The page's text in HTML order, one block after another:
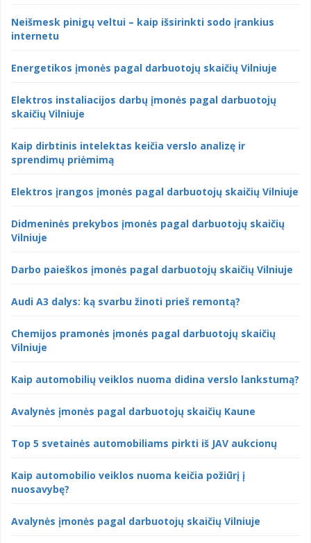
Neišmesk pinigų veltui – kaip išsirinkti sodo įrankius
internetu
Energetikos įmonės pagal darbuotojų skaičių Vilniuje
Elektros instaliacijos darbų įmonės pagal darbuotojų
skaičių Vilniuje
Kaip dirbtinis intelektas keičia verslo analizę ir
sprendimų priėmimą
Elektros įrangos įmonės pagal darbuotojų skaičių Vilniuje
Didmeninės prekybos įmonės pagal darbuotojų skaičių
Vilniuje
Darbo paieškos įmonės pagal darbuotojų skaičių Vilniuje
Audi A3 dalys: ką svarbu žinoti prieš remontą?
Chemijos pramonės įmonės pagal darbuotojų skaičių
Vilniuje
Kaip automobilių veiklos nuoma didina verslo lankstumą?
Avalynės įmonės pagal darbuotojų skaičių Kaune
Top 5 svetainės automobiliams pirkti iš JAV aukcionų
Kaip automobilio veiklos nuoma keičia požiūrį į
nuosavybę?
Avalynės įmonės pagal darbuotojų skaičių Vilniuje